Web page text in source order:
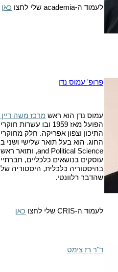
לעמוד ה-academia שלי לחצו כאן
פרופ' עמוס נדן
עמוס נדן הוא ראש מרכז משה
הפועל מאז 1959
התיכון וצפון אפריקה. חלק
החוג. הוא בעל תואר שלישי ושני
and Political Science, ותואר
עוסקים בנושאים כלכליים,
בהיסטוריה כלכלית, היסטוריה של
שהדבר רלוונטי.
לעמוד ה-CRIS שלי לחצו כאן
ד"ר רז צימט